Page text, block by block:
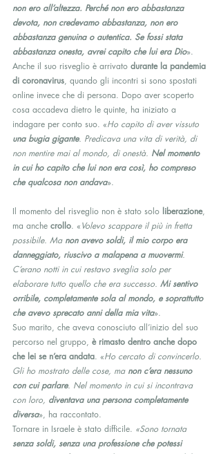
non ero all’altezza. Perché non ero abbastanza
devota, non credevamo abbastanza, non ero
abbastanza genuina o autentica. Se fossi stata
abbastanza onesta, avrei capito che lui era Dio».
Anche il suo risveglio è arrivato durante la pandemia
di coronavirus, quando gli incontri si sono spostati
online invece che di persona. Dopo aver scoperto
cosa accadeva dietro le quinte, ha iniziato a
indagare per conto suo. «Ho capito di aver vissuto
una bugia gigante. Predicava una vita di verità, di
non mentire mai al mondo, di onestà. Nel momento
in cui ho capito che lui non era così, ho compreso
che qualcosa non andava».
Il momento del risveglio non è stato solo liberazione,
ma anche crollo. «Volevo scappare il più in fretta
possibile. Ma non avevo soldi, il mio corpo era
danneggiato, riuscivo a malapena a muovermi.
C’erano notti in cui restavo sveglia solo per
elaborare tutto quello che era successo. Mi sentivo
orribile, completamente sola al mondo, e soprattutto
che avevo sprecato anni della mia vita».
Suo marito, che aveva conosciuto all’inizio del suo
percorso nel gruppo, è rimasto dentro anche dopo
che lei se n’era andata. «Ho cercato di convincerlo.
Gli ho mostrato delle cose, ma non c’era nessuno
con cui parlare. Nel momento in cui si incontrava
con loro, diventava una persona completamente
diversa», ha raccontato.
Tornare in Israele è stato difficile. «Sono tornata
senza soldi, senza una professione che potessi